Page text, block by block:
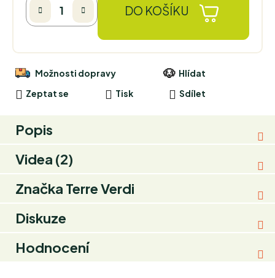
DO KOŠÍKU
Tisk
Zeptat se
Hlídat
Sdílet
Možnosti dopravy
Popis
Videa (2)
Značka Terre Verdi
Diskuze
Hodnocení